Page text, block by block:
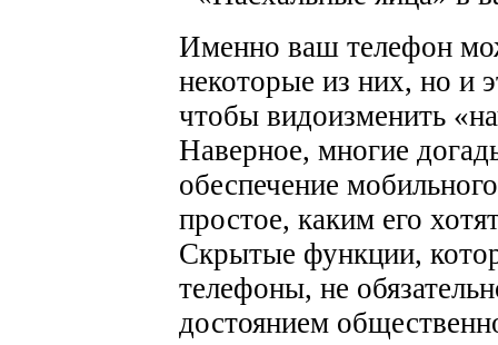
Именно ваш телефон
некоторые из них, но и
чтобы видоизменить
Наверное, многие
обеспечение
простое, каким его
Скрытые функции,
телефоны, не
достоянием